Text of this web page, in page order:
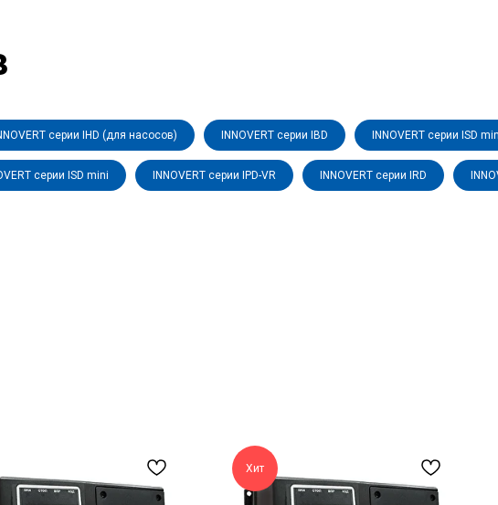
серии IHD (для насосов) INNOVERT серии IBD INNOVERT серии ISD
серии ISD mini INNOVERT серии IPD-VR INNOVERT серии IRD
Хит